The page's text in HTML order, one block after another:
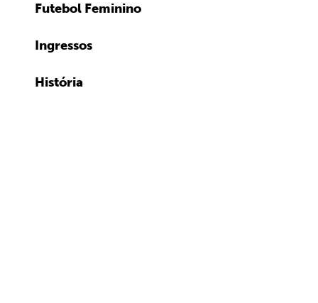
Futebol Feminino
Ingressos
História